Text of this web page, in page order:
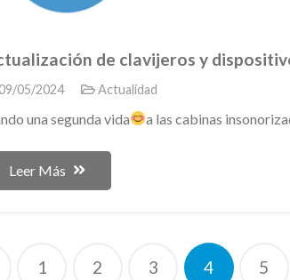
de clavijeros y
05/2024 Actualidad
una segunda vida a las cabinas
Leer Más
1 2 3 4 5